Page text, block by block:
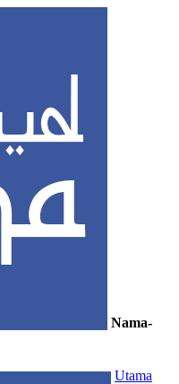
Nama-
Utama